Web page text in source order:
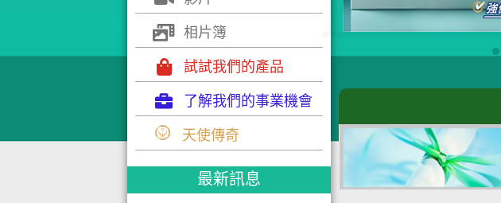
相片簿
試試我們的產品
了解我們的事業機會
天使傳奇
最新訊息
◆ TOTAL SWISS 勇奪 亞洲知識管理
學院 3項殊榮
◆ 熱烈恭賀-TOTAL SWISS 1日連奪2
獎,中銀香港環保優秀企業證書及星級
健康飲品品牌大獎